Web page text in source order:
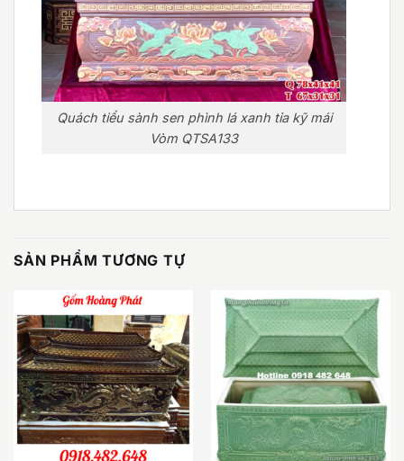
Quách tiểu sành sen phình lá xanh tỉa kỹ mái
Vòm QTSA133
SẢN PHẨM TƯƠNG TỰ